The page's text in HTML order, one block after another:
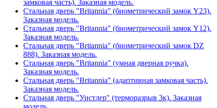
замковая часть). Заказная модель.
Стальная дверь "Britannia" (биометрический замок Y23).
Заказная модель.
Стальная дверь "Britannia" (биометрический замок Y12).
Заказная модель.
Стальная дверь "Britannia" (биометрический замок DZ
888). Заказная модель.
Стальная дверь "Britannia" (умная дверная ручка).
Заказная модель.
Стальная дверь "Britannia" (адаптивная замковая часть).
Заказная модель.
Стальная дверь "Уистлер" (терморазрыв 3к). Заказная
модель.